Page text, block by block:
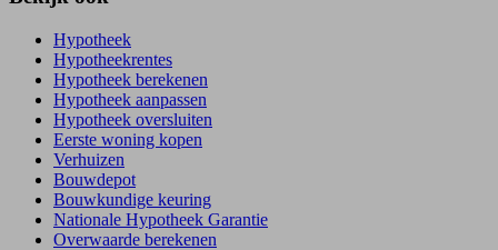
Hypotheek
Hypotheekrentes
Hypotheek berekenen
Hypotheek aanpassen
Hypotheek oversluiten
Eerste woning kopen
Verhuizen
Bouwdepot
Bouwkundige keuring
Nationale Hypotheek Garantie
Overwaarde berekenen